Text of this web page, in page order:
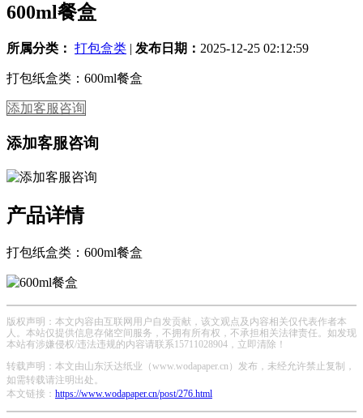
600ml餐盒
所属分类： 打包盒类 | 发布日期： 2025-12-25 02:12:59
打包纸盒类：600ml餐盒
添加客服咨询
添加客服咨询
产品详情
打包纸盒类：600ml餐盒
版权声明：本文内容由互联网用户自发贡献，该文观点及内容相关仅代表作者本
人。本站仅提供信息存储空间服务，不拥有所有权，不承担相关法律责任。如发现
本站有涉嫌侵权/违法违规的内容请联系15711028904，立即清除！
转载声明：本文由山东沃达纸业（www.wodapaper.cn）发布，未经允许禁止复制，
如需转载请注明出处。
本文链接： https://www.wodapaper.cn/post/276.html